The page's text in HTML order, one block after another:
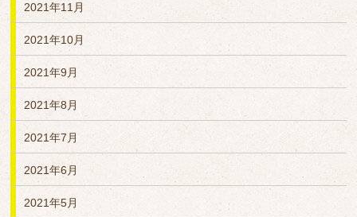
2021年11月
2021年10月
2021年9月
2021年8月
2021年7月
2021年6月
2021年5月